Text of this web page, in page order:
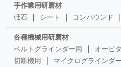
手作業用研磨材
砥石
シート コンパウンド
各種機械用研磨材
ベルトグラインダー用
オービ
切断機用
マイクログラインダ